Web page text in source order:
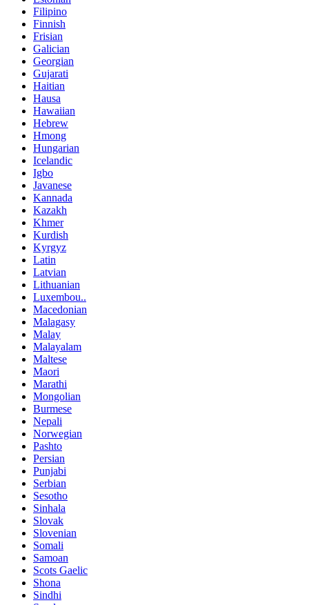
Filipino
Finnish
Frisian
Galician
Georgian
Gujarati
Haitian
Hausa
Hawaiian
Hebrew
Hmong
Hungarian
Icelandic
Igbo
Javanese
Kannada
Kazakh
Khmer
Kurdish
Kyrgyz
Latin
Latvian
Lithuanian
Luxembou..
Macedonian
Malagasy
Malay
Malayalam
Maltese
Maori
Marathi
Mongolian
Burmese
Nepali
Norwegian
Pashto
Persian
Punjabi
Serbian
Sesotho
Sinhala
Slovak
Slovenian
Somali
Samoan
Scots Gaelic
Shona
Sindhi